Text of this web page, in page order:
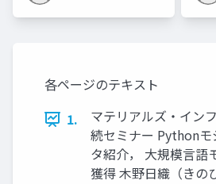
各ページのテキスト
1.
マテリアルズ・イン
続セミナー Pythonモ
タ紹介， 大規模言語
獲得 木野日織（きの